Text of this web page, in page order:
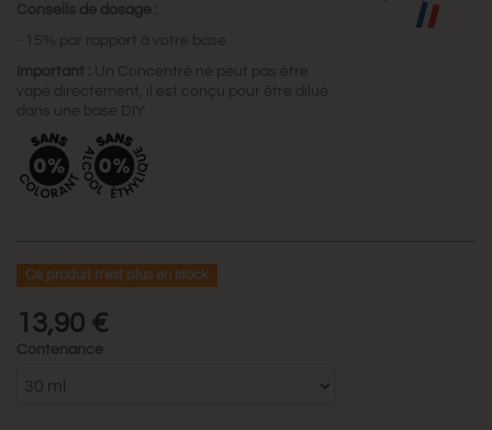
Conseils de dosage :
- 15% par rapport à votre base
Important : Un Concentré ne peut pas être
vapé directement, il est conçu pour être dilué
dans une base DIY.
Ce produit n'est plus en stock
13,90 €
Contenance